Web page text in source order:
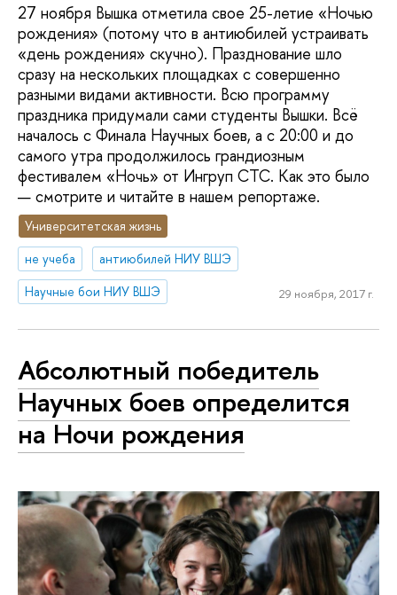
27 ноября Вышка отметила свое 25-летие «Ночью
рождения» (потому что в антиюбилей устраивать
«день рождения» скучно). Празднование шло
сразу на нескольких площадках с совершенно
разными видами активности. Всю программу
праздника придумали сами студенты Вышки. Всё
началось с Финала Научных боев, а с 20:00 и до
самого утра продолжилось грандиозным
фестивалем «Ночь» от Ингруп СТС. Как это было
— смотрите и читайте в нашем репортаже.
Университетская жизнь
не учеба
антиюбилей НИУ ВШЭ
Научные бои НИУ ВШЭ
29 ноября, 2017 г.
Абсолютный победитель
Научных боев определится
на Ночи рождения